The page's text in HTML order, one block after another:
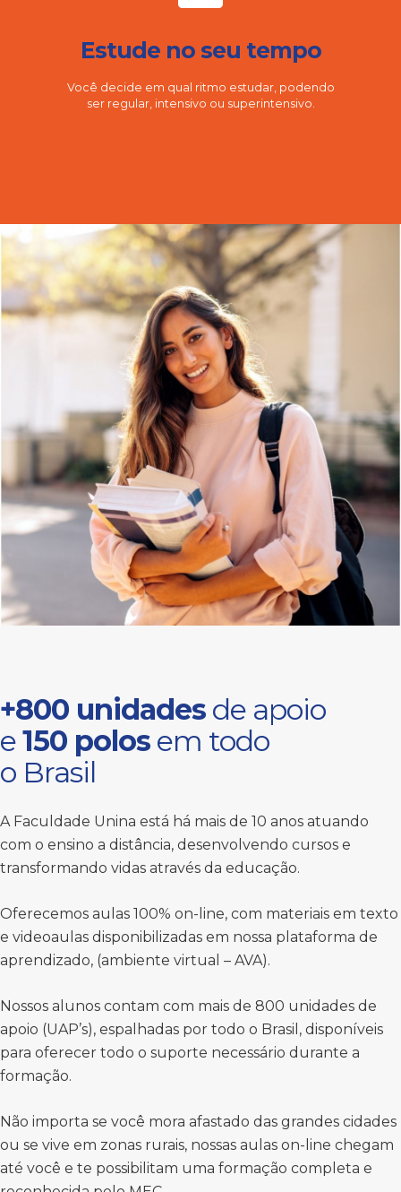
Estude no seu tempo
Você decide em qual ritmo estudar, podendo
ser regular, intensivo ou superintensivo.
+800 unidades de apoio
e150 polos em todo
o Brasil
A Faculdade Unina está há mais de 10 anos atuando
com o ensino a distância, desenvolvendo cursos e
transformando vidas através da educação.
Oferecemos aulas 100% on-line, com materiais em texto
e videoaulas disponibilizadas em nossa plataforma de
aprendizado, (ambiente virtual – AVA).
Nossos alunos contam com mais de 800 unidades de
apoio (UAP’s), espalhadas por todo o Brasil, disponíveis
para oferecer todo o suporte necessário durante a
formação.
Não importa se você mora afastado das grandes cidades
ou se vive em zonas rurais, nossas aulas on-line chegam
até você e te possibilitam uma formação completa e